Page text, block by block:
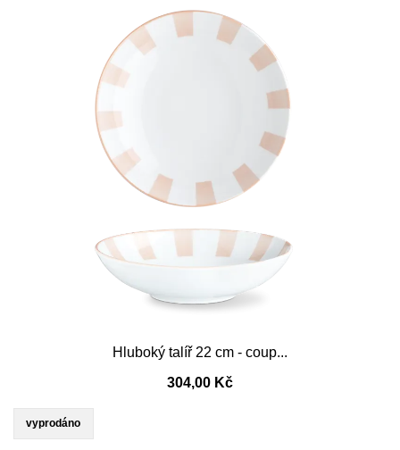
Hluboký talíř 22 cm - coup...
304,00 Kč
vyprodáno